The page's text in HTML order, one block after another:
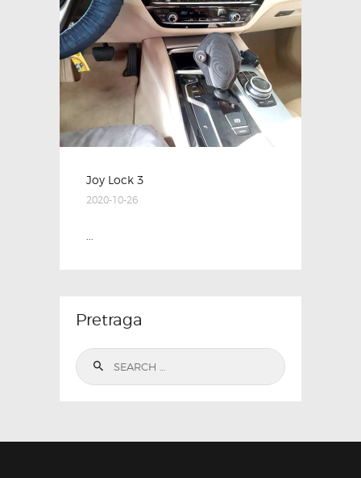
Joy Lock 3
2020-10-26
Pretraga
Search
for: